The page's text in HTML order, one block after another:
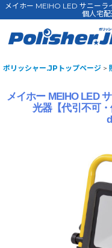
メイホー MEIHO LED サニー
個人宅
ポリッシャー.JPトップページ >
メイホー MEIHO LED
光器【代引不可・